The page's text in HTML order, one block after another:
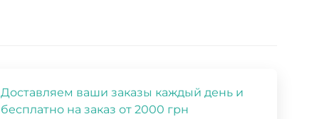
Доставляем ваши заказы каждый день и
бесплатно на заказ от 2000 грн